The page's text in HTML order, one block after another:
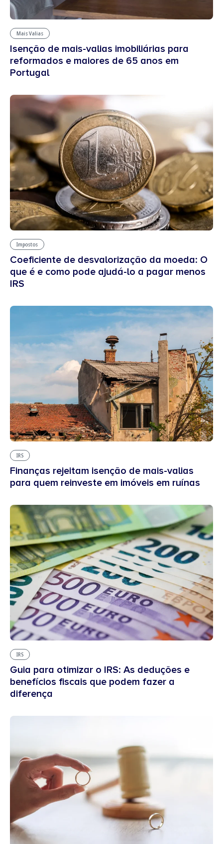
Mais Valias
Isenção de mais-valias imobiliárias para
reformados e maiores de 65 anos em
Portugal
Impostos
Coeficiente de desvalorização da moeda: O
que é e como pode ajudá-lo a pagar menos
IRS
IRS
Finanças rejeitam isenção de mais-valias
para quem reinveste em imóveis em ruínas
IRS
Guia para otimizar o IRS: As deduções e
benefícios fiscais que podem fazer a
diferença